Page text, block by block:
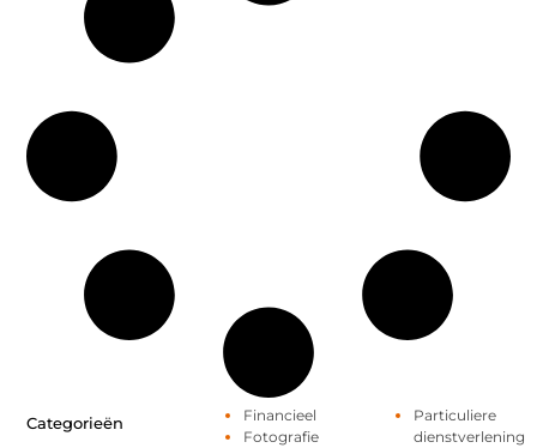
Categorieën
Financieel
Fotografie
Particuliere
dienstverlening